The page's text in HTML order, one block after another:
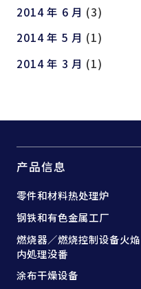
2014 年 6 月 (3)
2014 年 5 月 (1)
2014 年 3 月 (1)
产品信息
零件和材料热处理炉
钢铁和有色金属工厂
燃烧器／燃烧控制设备火焔
内処理没番
涂布干燥设备